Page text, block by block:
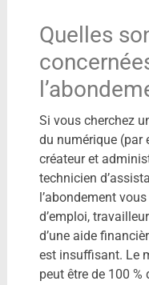
Quelles
Si vous cherchez
du numérique (par
créateur et
technicien
l’abondement
d’emploi,
d’une aide
est insuffisant. Le
peut être de 100 %